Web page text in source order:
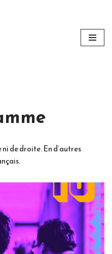
ni de droite. En d’autres